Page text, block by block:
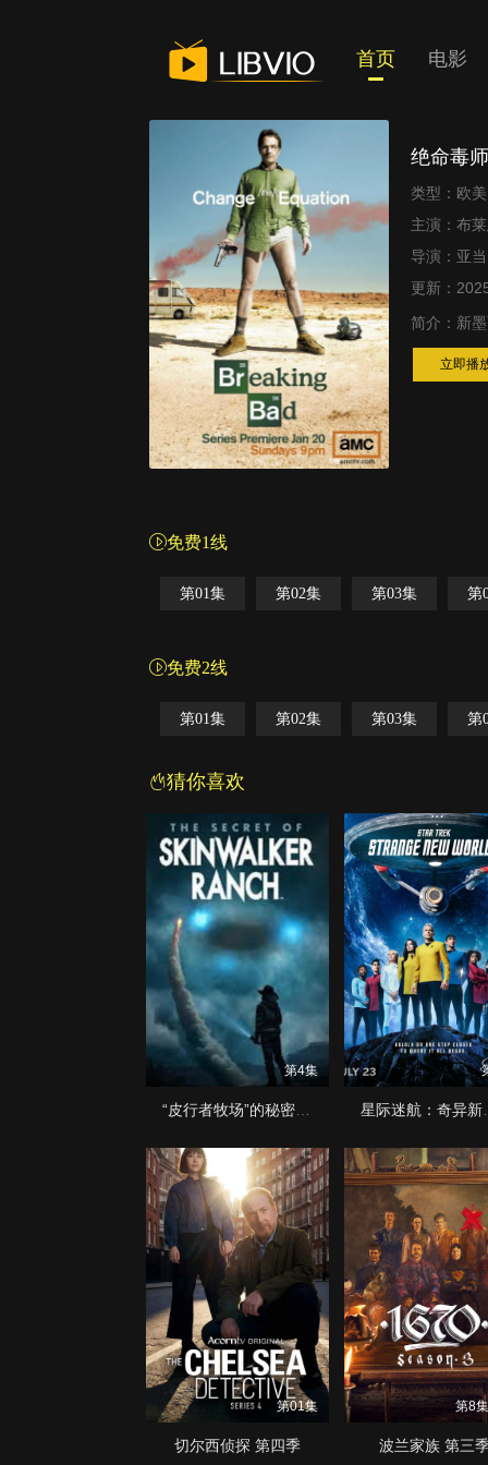
首页 电影
绝命毒
类型：欧
主演：布
导演：亚
更新：
简介： 新
立即播
免费1线
第01集 第02集 第03集 第
免费2线
第01集 第02集 第03集 第
猜你喜欢
第4集
“皮行者牧场”的秘密 第七季 星际迷
第01集
切尔西侦探 第四季
第8
波兰家族 第三